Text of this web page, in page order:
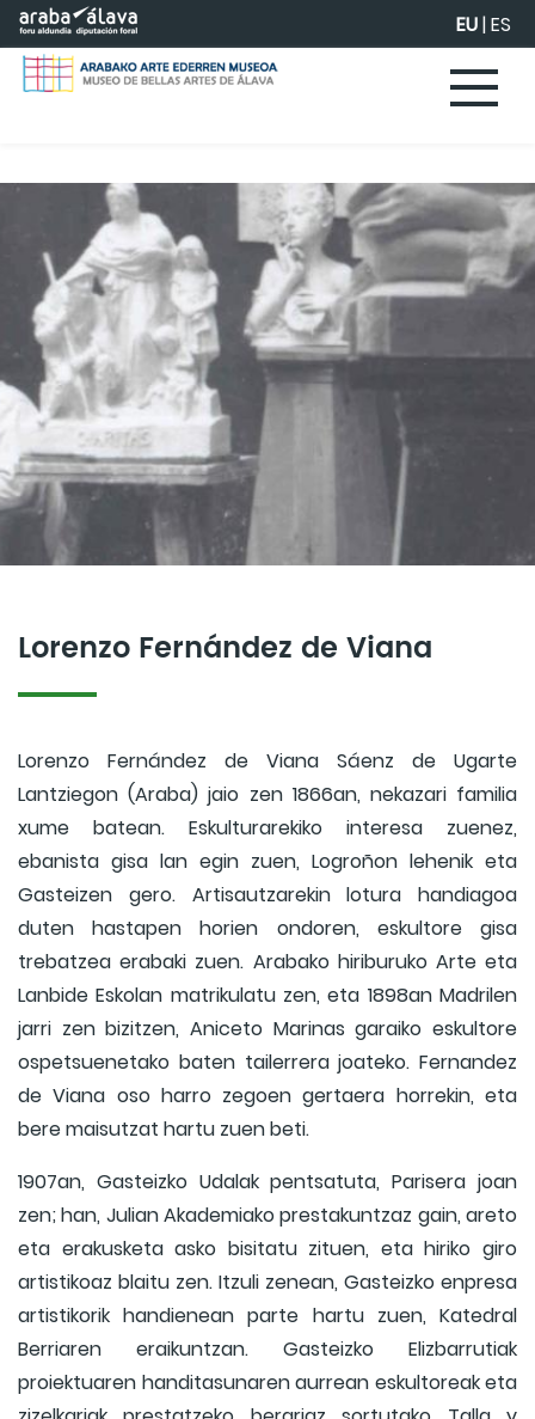
Eduki nagusira joan EU|ES
Lorenzo Fernández de Viana
Lorenzo Fernández de Viana Sáenz de Ugarte
Lantziegon (Araba) jaio zen 1866an, nekazari familia
xume batean. Eskulturarekiko interesa zuenez,
ebanista gisa lan egin zuen, Logroñon lehenik eta
Gasteizen gero. Artisautzarekin lotura handiagoa
duten hastapen horien ondoren, eskultore gisa
trebatzea erabaki zuen. Arabako hiriburuko Arte eta
Lanbide Eskolan matrikulatu zen, eta 1898an Madrilen
jarri zen bizitzen, Aniceto Marinas garaiko eskultore
ospetsuenetako baten tailerrera joateko. Fernandez
de Viana oso harro zegoen gertaera horrekin, eta
bere maisutzat hartu zuen beti.
1907an, Gasteizko Udalak pentsatuta, Parisera joan
zen; han, Julian Akademiako prestakuntzaz gain, areto
eta erakusketa asko bisitatu zituen, eta hiriko giro
artistikoaz blaitu zen. Itzuli zenean, Gasteizko enpresa
artistikorik handienean parte hartu zuen, Katedral
Berriaren eraikuntzan. Gasteizko Elizbarrutiak
proiektuaren handitasunaren aurrean eskultoreak eta